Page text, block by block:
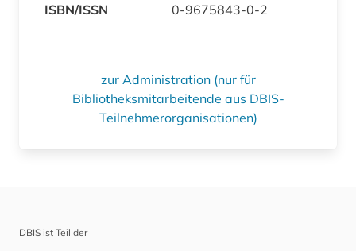
ISBN/ISSN
0-9675843-0-2
zur Administration (nur für
Bibliotheksmitarbeitende aus DBIS-
Teilnehmerorganisationen)
DBIS ist Teil der